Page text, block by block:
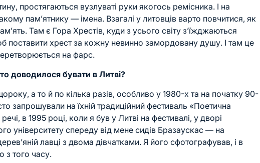
простягаються вузлуваті руки якогось ремісника. І на
пам’ятнику — імена. Взагалі у литовців варто повчитися, як
Там є Гора Хрестів, куди з усього світу з’їжджаються
поставити хрест за кожну невинно замордовану душу. І там це
на фарс.
доводилося бувати в Литві?
а то й по кілька разів, особливо у 1980-х та на початку 90-
запрошували на їхній традиційний фестиваль «Поетична
в 1995 році, коли я був уЛитві на фестивалі, у дворі
університету спереду від мене сидів Бразаускас — на
лавці з двома дівчатками. Я його сфотографував, і в
з того часу.